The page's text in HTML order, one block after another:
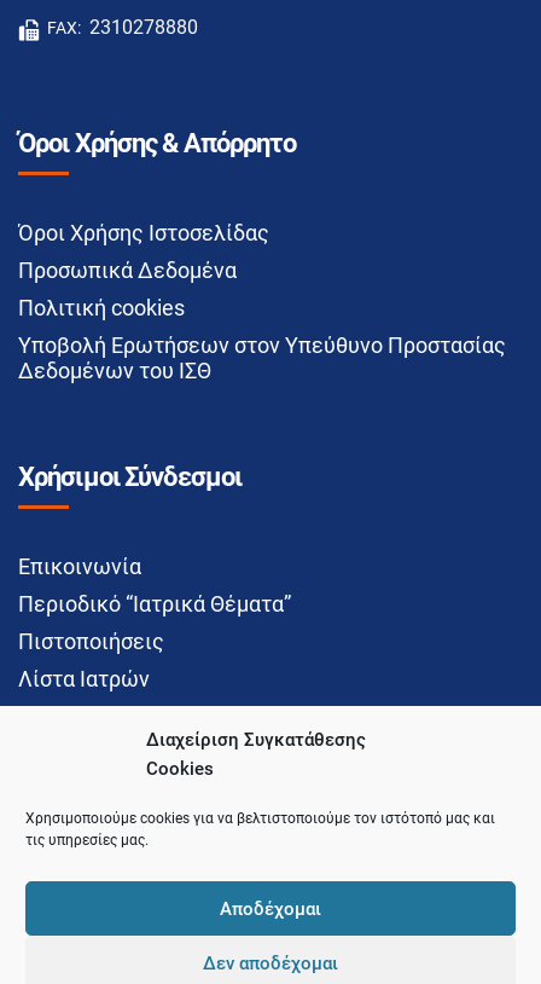
Διαχείριση Συγκατάθεσης
Cookies
Χρησιμοποιούμε cookies για να βελτιστοποιούμε τον ιστότοπό μας και
τις υπηρεσίες μας.
Αποδέχομαι
Δεν αποδέχομαι
FAX: 2310278880
Όροι Χρήσης & Απόρρητο
Όροι Χρήσης Ιστοσελίδας
Προσωπικά Δεδομένα
Πολιτική cookies
Υποβολή Ερωτήσεων στον Υπεύθυνο Προστασίας
Δεδομένων του ΙΣΘ
Χρήσιμοι Σύνδεσμοι
Επικοινωνία
Περιοδικό “Ιατρικά Θέματα”
Πιστοποιήσεις
Λίστα Ιατρών
Social Media